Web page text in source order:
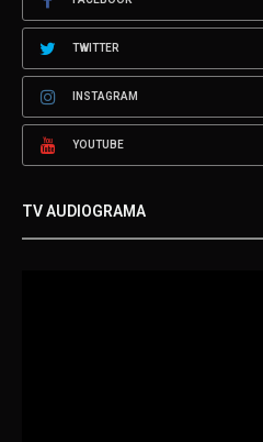
TWITTER
INSTAGRAM
YOUTUBE
TV AUDIOGRAMA